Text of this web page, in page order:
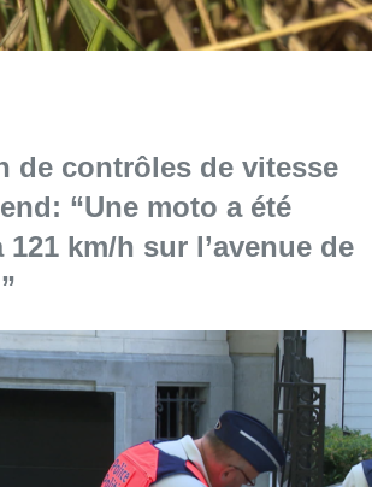
Consulter l'article "Marathon de contrôles